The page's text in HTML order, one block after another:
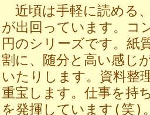
近頃は手軽に読める
が出回っています。コ
円のシリーズです。紙
割に、随分と高い感じ
いたりします。資料整
重宝します。仕事を持
を発揮しています(笑)